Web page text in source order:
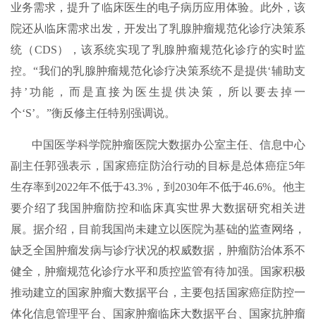
业务需求，提升了临床医生的电子病历应用体验。此外，该
院还从临床需求出发，开发出了乳腺肿瘤规范化诊疗决策系
统（CDS），该系统实现了乳腺肿瘤规范化诊疗的实时监
控。“我们的乳腺肿瘤规范化诊疗决策系统不是提供‘辅助支
持’功能，而是直接为医生提供决策，所以要去掉一
个‘S’。”衡反修主任特别强调说。
中国医学科学院肿瘤医院大数据办公室主任、信息中心
副主任郭强表示，国家癌症防治行动的目标是总体癌症5年
生存率到2022年不低于43.3%，到2030年不低于46.6%。他主
要介绍了我国肿瘤防控和临床真实世界大数据研究相关进
展。据介绍，目前我国尚未建立以医院为基础的监查网络，
缺乏全国肿瘤发病与诊疗状况的权威数据，肿瘤防治体系不
健全，肿瘤规范化诊疗水平和质控监管有待加强。国家积极
推动建立的国家肿瘤大数据平台，主要包括国家癌症防控一
体化信息管理平台、国家肿瘤临床大数据平台、国家抗肿瘤